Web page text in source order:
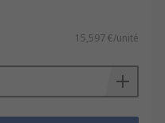
15,597 €/unité